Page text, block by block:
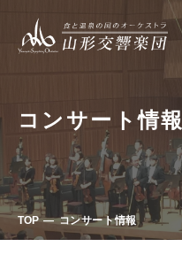
コンサート情報
TOP コンサート情報